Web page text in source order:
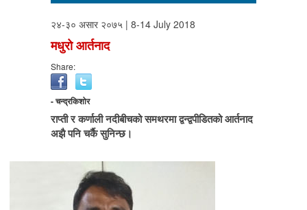
२४-३० असार २०७५ | 8-14 July 2018
मधुरो आर्तनाद
Share:
- चन्द्रकिशोर
राप्ती र कर्णाली नदीबीचको समथरमा द्वन्द्वपीडितको आर्तनाद
अझै पनि चर्कै सुनिन्छ।